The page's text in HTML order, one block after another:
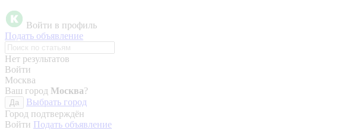
Войти в профиль
Подать объявление
Нет результатов
Войти
Москва
Ваш город Москва?
Да
Выбрать город
Город подтверждён
Войти Подать объявление